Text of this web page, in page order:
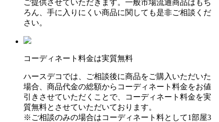
ご提供させていただきます。一般市場流通商品はもち
ろん、手に入りにくい商品に関しても是非ご相談くだ
さい。
コーディネート料金は実質無料
ハースデコでは、ご相談後に商品をご購入いただいた
場合、商品代金の総額からコーディネート料金をお値
引きさせていただくことで、コーディネート料金を実
質無料とさせていただいております。
※ご相談のみの場合はコーディネート料として1部屋3